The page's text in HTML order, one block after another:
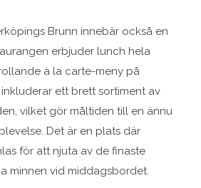
Brunn innebär också en
erbjuder lunch hela
à la carte-meny på
ett brett sortiment av
vilket gör måltiden till en ännu
Det är en plats där
för att njuta av de finaste
minnen vid middagsbordet.